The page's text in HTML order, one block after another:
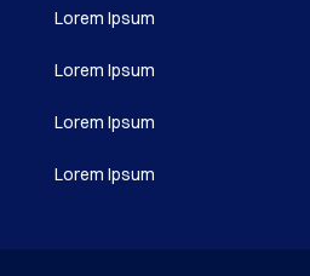
Lorem Ipsum
Lorem Ipsum
Lorem Ipsum
Lorem Ipsum